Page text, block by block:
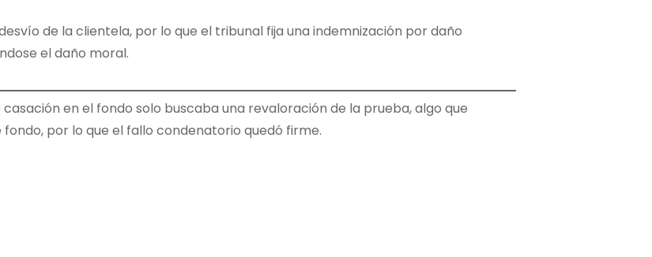
de la clientela, por lo que el tribunal fija una indemnización por daño
el daño moral.
en el fondo solo buscaba una revaloración de la prueba, algo que
por lo que el fallo condenatorio quedó firme.